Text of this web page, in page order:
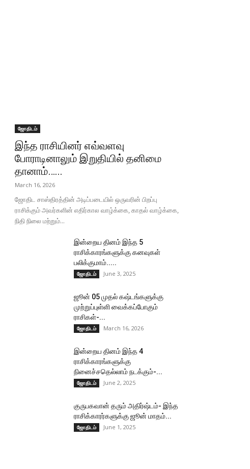
ஜோதிடம்
இந்த ராசியினர் எவ்வளவு
போராடினாலும் இறுதியில் தனிமை
தானாம்…...
March 16, 2026
ஜோதிட சாஸ்திரத்தின் அடிப்படையில் ஒருவரின் பிறப்பு
ராசிக்கும் அவர்களின் எதிர்கால வாழ்க்கை, காதல் வாழ்க்கை,
நிதி நிலை மற்றும்...
இன்றைய தினம் இந்த 5
ராசிக்காரங்களுக்கு கனவுகள்
பலிக்குமாம்.....
ஜோதிடம் June 3, 2025
ஜூன் 05 முதல் கஷ்டங்களுக்கு
முற்றுப்புள்ளி வைக்கப்போகும்
ராசிகள்-...
ஜோதிடம் March 16, 2026
இன்றைய தினம் இந்த 4
ராசிக்காரங்களுக்கு
நினைச்சதெல்லாம் நடக்கும்-...
ஜோதிடம் June 2, 2025
குருபகவான் தரும் அதிர்ஷ்டம்- இந்த
ராசிக்காரர்களுக்கு ஜூன் மாதம்...
ஜோதிடம் June 1, 2025